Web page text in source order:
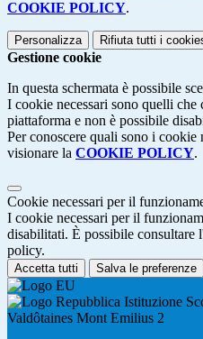
COOKIE POLICY.
Personalizza Rifiuta tutti i
Gestione cookie
In questa schermata è possibile
I cookie necessari sono quelli
piattaforma e non è possibile
Per conoscere quali sono i cookie
visionare la COOKIE POLICY.
Cookie necessari per il
I cookie necessari per il
disabilitati. È possibile consultare
policy.
Accetta tutti Salva le preferenze
Istituzione
Valdôtaines Mont Emilius 2